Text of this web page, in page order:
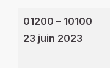
01200 – 10100
23 juin 2023